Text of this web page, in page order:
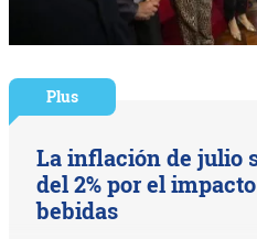
Plus
La inflación de julio
del 2% por el
bebidas